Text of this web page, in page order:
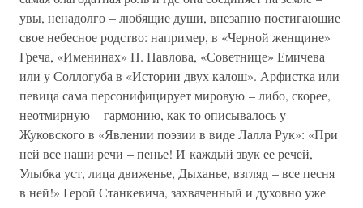
увы, ненадолго – любящие души, внезапно постигающие
свое небесное родство: например, в «Черной женщине»
Греча, «Именинах» Н. Павлова, «Советнице» Емичева
или у Соллогуба в «Истории двух калош». Арфистка или
певица сама персонифицирует мировую – либо, скорее,
неотмирную – гармонию, как то описывалось у
Жуковского в «Явлении поэзии в виде Лалла Рук»: «При
ней все наши речи – пенье! И каждый звук ее речей,
Улыбка уст, лица движенье, Дыханье, взгляд – все песня
в ней!» Герой Станкевича, захваченный и духовно уже